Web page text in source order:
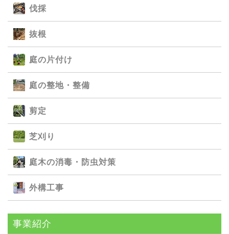
伐採
抜根
庭の⽚付け
庭の整地・整備
剪定
芝刈り
庭⽊の消毒・防⾍対策
外構⼯事
事業紹介